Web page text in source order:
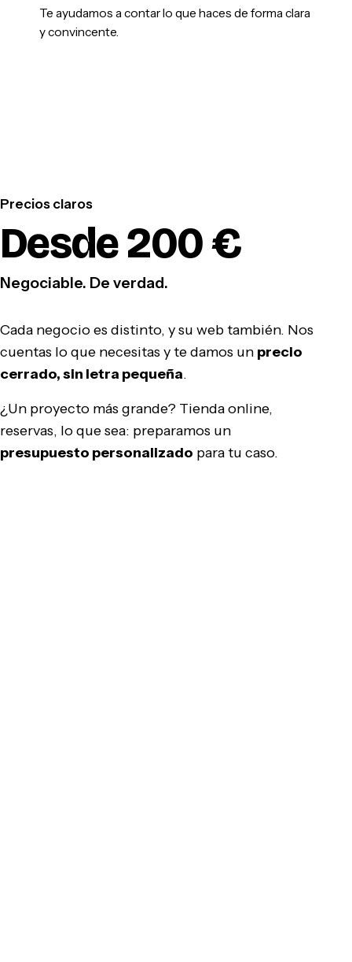
Te ayudamos a contar lo que haces de forma clara
y convincente.
Precios claros
Desde 200 €
Negociable. De verdad.
Cada negocio es distinto, y su web también. Nos
cuentas lo que necesitas y te damos un precio
cerrado, sin letra pequeña.
¿Un proyecto más grande? Tienda online,
reservas, lo que sea: preparamos un
presupuesto personalizado para tu caso.